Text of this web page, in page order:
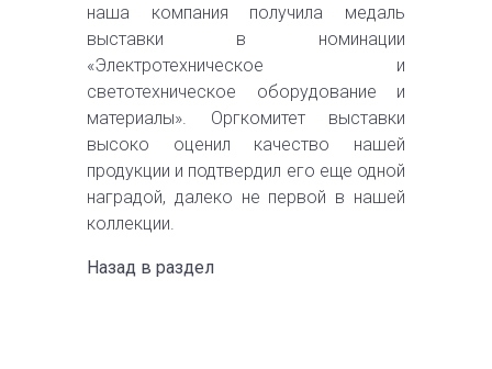
наша компания получила медаль
выставки в номинации
«Электротехническое и
светотехническое оборудование и
материалы». Оргкомитет выставки
высоко оценил качество нашей
продукции и подтвердил его еще одной
наградой, далеко не первой в нашей
коллекции.
Назад в раздел